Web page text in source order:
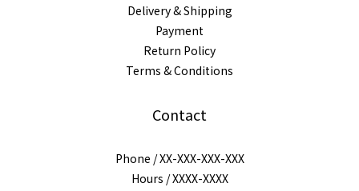
Delivery & Shipping
Payment
Return Policy
Terms & Conditions
Contact
Phone / XX-XXX-XXX-XXX
Hours / XXXX-XXXX